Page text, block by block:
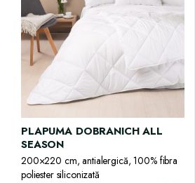
PLAPUMA DOBRANICH ALL
SEASON
200×220 cm, antialergică, 100% fibra
poliester siliconizată